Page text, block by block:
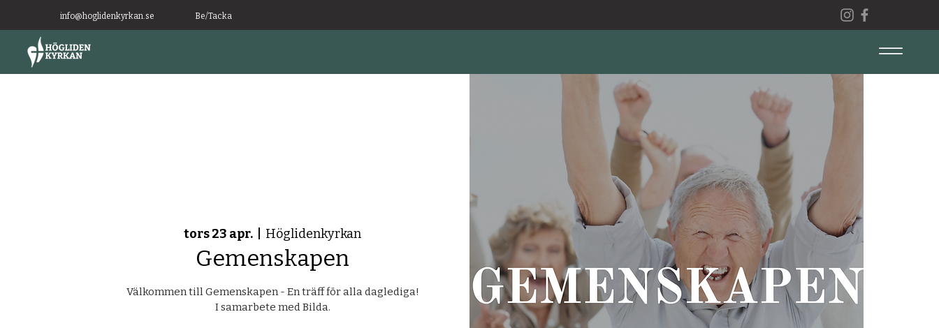
info@hoglidenkyrkan.se Be/Tacka
tors 23 apr. Höglidenkyrkan
Gemenskapen
Välkommen till Gemenskapen - En träff för alla daglediga!
I samarbete med Bilda.